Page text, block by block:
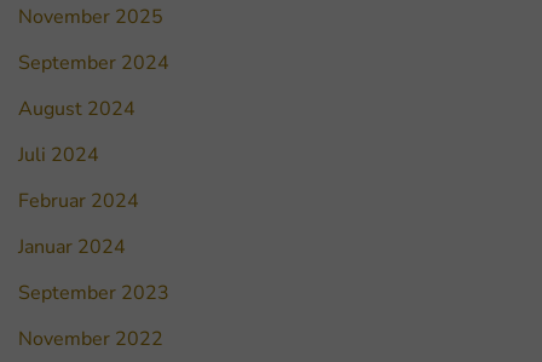
November 2025
September 2024
August 2024
Juli 2024
Februar 2024
Januar 2024
September 2023
November 2022